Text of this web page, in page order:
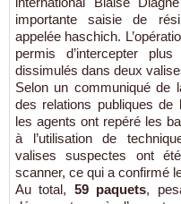
importante saisie de
appelée haschich.
permis d’intercepter
dissimulés dans deux
Selon un communiqué de
des relations publiques de
les agents ont repéré les
à l’utilisation de
valises suspectes ont
scanner, ce qui a confirmé
Au total, 59 paquets,